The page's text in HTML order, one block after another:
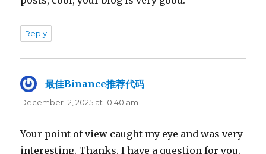
Reply
最佳Binance推荐代码
December 12, 2025 at 10:40 am
Your point of view caught my eye and was very
interesting. Thanks. I have a question for you.